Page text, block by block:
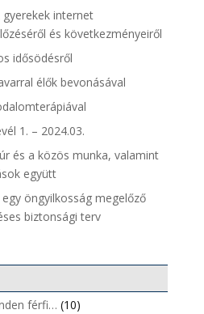
internet
és következményeiről
idősödésről
élők bevonásával
1. – 2024.03.
és a közös munka, valamint
együtt
öngyilkosság megelőző
biztonsági terv
férfi… (10)